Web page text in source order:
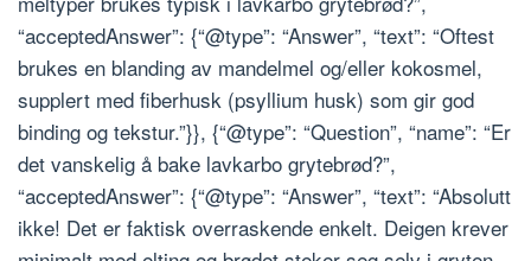
“acceptedAnswer”: {“@type”: “Answer”, “text”: “Oftest
brukes en blanding av mandelmel og/eller kokosmel,
supplert med fiberhusk (psyllium husk) som gir god
binding og tekstur.”}}, {“@type”: “Question”, “name”: “Er
det vanskelig å bake lavkarbo grytebrød?”,
“acceptedAnswer”: {“@type”: “Answer”, “text”: “Absolutt
ikke! Det er faktisk overraskende enkelt. Deigen krever